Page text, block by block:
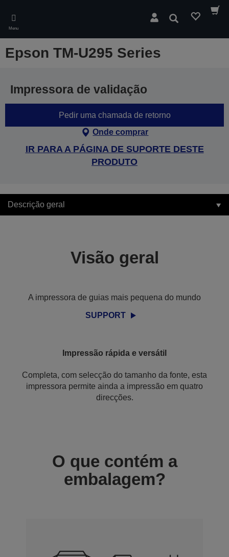
main
content
Menu
Pesquisar
Epson TM-U295 Series
Impressora de validação
Pedir uma chamada de retorno
Onde comprar
IR PARA A PÁGINA DE SUPORTE DESTE
PRODUTO
Descrição geral
Visão geral
A impressora de guias mais pequena do mundo
SUPPORT
Impressão rápida e versátil
Completa, com selecção do tamanho da fonte, esta
impressora permite ainda a impressão em quatro
direcções.
O que contém a
embalagem?